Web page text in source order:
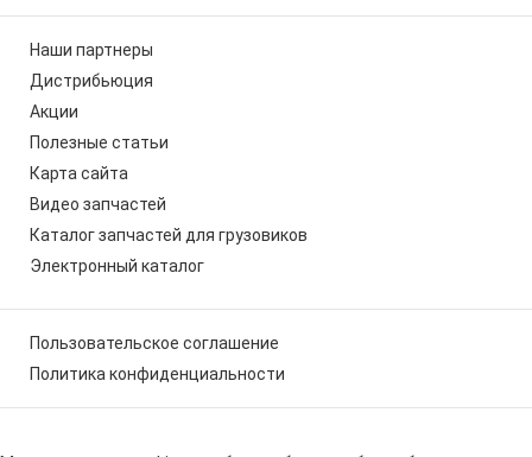
Наши партнеры
Дистрибьюция
Акции
Полезные статьи
Карта сайта
Видео запчастей
Каталог запчастей для грузовиков
Электронный каталог
Пользовательское соглашение
Политика конфиденциальности